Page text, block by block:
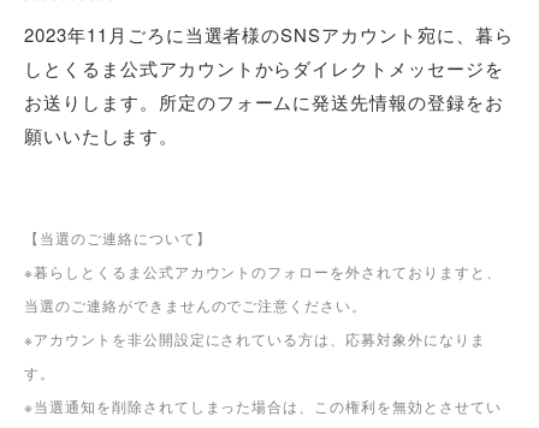
2023年11月ごろに当選者様のSNSアカウント宛に、暮ら
しとくるま公式アカウントからダイレクトメッセージを
お送りします。所定のフォームに発送先情報の登録をお
願いいたします。
【当選のご連絡について】
※暮らしとくるま公式アカウントのフォローを外されておりますと、
当選のご連絡ができませんのでご注意ください。
※アカウントを非公開設定にされている方は、応募対象外になりま
す。
※当選通知を削除されてしまった場合は、この権利を無効とさせてい